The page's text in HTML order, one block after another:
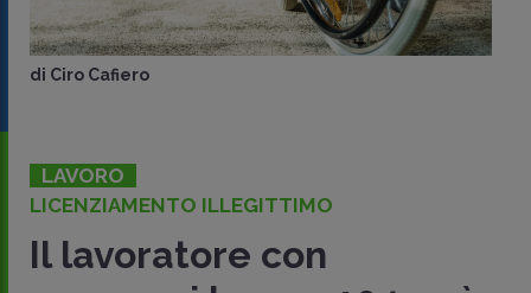
di Ciro Cafiero
LAVORO
LICENZIAMENTO ILLEGITTIMO
Il lavoratore con